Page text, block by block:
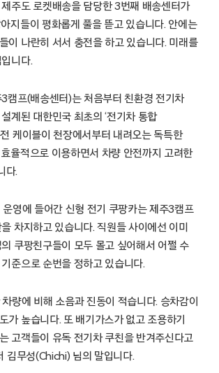
주도 로켓배송을 담당한 3번째 배송센터가
지들이 평화롭게 풀을 뜯고 있습니다. 안에는
이 나란히 서서 충전을 하고 있습니다. 미래를
니다.
캠프(배송센터)는 처음부터 친환경 전기차
계된 대한민국 최초의 ‘전기차 통합
케이블이 천장에서부터 내려오는 독특한
율적으로 이용하면서 차량 안전까지 고려한
다.
영에 들어간 신형 전기 쿠팡카는 제주3캠프
차지하고 있습니다. 직원들 사이에선 이미
쿠팡친구들이 모두 몰고 싶어해서 어쩔 수
준으로 순번을 정하고 있습니다.
량에 비해 소음과 진동이 적습니다. 승차감이
가 높습니다. 또 배기가스가 없고 조용하기
고객들이 유독 전기차 쿠친을 반겨주신다고
김무성(Chichi) 님의 말입니다.